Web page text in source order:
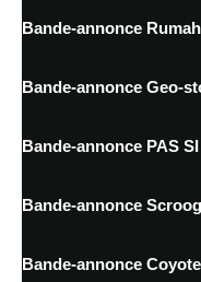
Bande-annonce
Bande-annonce Geo-
Bande-annonce PAS
Bande-annonce
Bande-annonce